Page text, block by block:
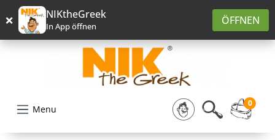
springen
× NIKtheGreek
In App öffnen ÖFFNEN
Menu
0